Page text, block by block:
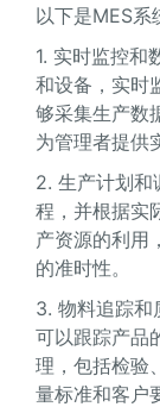
以下是MES系
1. 实时监控和
和设备，实时
够采集生产数
为管理者提供
2. 生产计划和
程，并根据实
产资源的利用
的准时性。
3. 物料追踪和
可以跟踪产品
理，包括检验
量标准和客户